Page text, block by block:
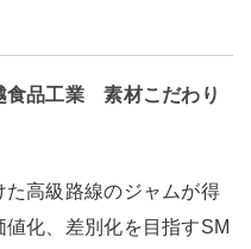
食品工業 素材こだわり
高級路線のジャムが得
化、差別化を目指すSM